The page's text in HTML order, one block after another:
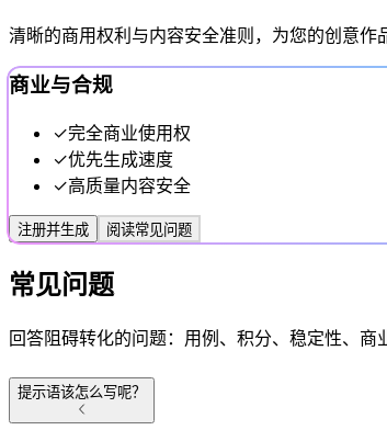
清晰的商用权利与内容安全准则，为您的创意作
商业与合规
✓完全商业使用权
✓优先生成速度
✓高质量内容安全
注册并生成 阅读常见问题
常见问题
回答阻碍转化的问题：用例、积分、稳定性、商
提示语该怎么写呢？